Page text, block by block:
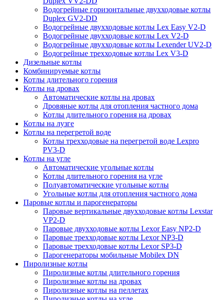
Водогрейные горизонтальные двухходовые котлы
Duplex GV2-DD
Водогрейные двухходовые котлы Lex Easy V2-D
Водогрейные двухходовые котлы Lex V2-D
Водогрейные двухходовые котлы Lexender UV2-D
Водогрейные трехходовые котлы Lex V3-D
Дизельные котлы
Комбинируемые котлы
Котлы длительного горения
Котлы на дровах
Автоматические котлы на дровах
Дровяные котлы для отопления частного дома
Котлы длительного горения на дровах
Котлы на лузге
Котлы на перегретой воде
Котлы трехходовые на перегретой воде Lexpro
PV3-D
Котлы на угле
Автоматические угольные котлы
Котлы длительного горения на угле
Полуавтоматические угольные котлы
Угольные котлы для отопления частного дома
Паровые котлы и парогенераторы
Паровые вертикальные двухходовые котлы Lexstar
VP2-D
Паровые двухходовые котлы Lexor Easy NP2-D
Паровые трехходовые котлы Lexor NP3-D
Паровые трехходовые котлы Lexor SP3-D
Парогенераторы мобильные Mobilex DN
Пиролизные котлы
Пиролизные котлы длительного горения
Пиролизные котлы на дровах
Пиролизные котлы на пеллетах